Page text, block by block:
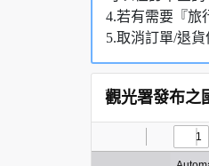
4.若有需要『旅
5.取消訂單/退
觀光署發布之